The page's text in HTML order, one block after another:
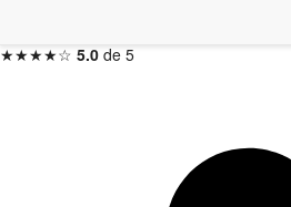
★★★★☆ 5.0 de 5